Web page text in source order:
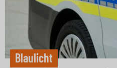
Blaulicht